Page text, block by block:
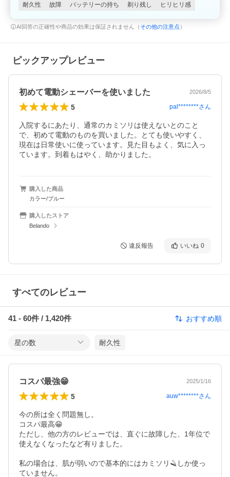
耐久性 故障 バッテリーの持ち 剃り残し ヒリヒリ感
AI回答の正確性や商品の効果は保証されません（ その他の注意点 ）
ピックアップレビュー
初めて電動シェーバーを使いました 2026/8/5
5 pal********さん
入院するにあたり、通常のカミソリは使えないとのこと
で、初めて電動のものを買いました。とても使いやすく、
現在は日常使いに使っています。見た目もよく、気に入っ
ています。到着もはやく、助かりました。
購入した商品
カラー/ブルー
購入したストア
Belando
違反報告 いいね 0
すべてのレビュー
41 - 60件 / 1,420件 おすすめ順
星の数 耐久性
コスパ最強😁 2025/1/16
5 auw********さん
今の所は全く問題無し。
コスパ最高😁
ただし、他の方のレビューでは、直ぐに故障した、1年位で
使えなくなったなど有りました。
私の場合は、肌が弱いので基本的にはカミソリ🪒しか使っ
ていません。